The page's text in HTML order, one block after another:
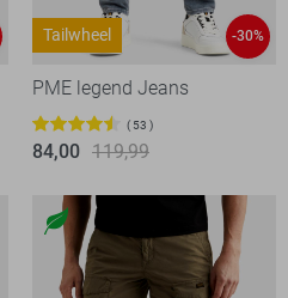
Tailwheel -30%
PME legend Jeans
53
84,00 119,99